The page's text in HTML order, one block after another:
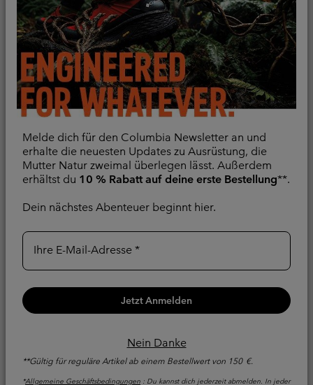
Melde dich für den Columbia Newsletter an und
erhalte die neuesten Updates zu Ausrüstung, die
Mutter Natur zweimal überlegen lässt. Außerdem
erhältst du 10 % Rabatt auf deine erste Bestellung**.
Dein nächstes Abenteuer beginnt hier.
Ihre E-Mail-Adresse
Jetzt Anmelden
Nein Danke
**Gültig für reguläre Artikel ab einem Bestellwert von 150 €.
*Allgemeine Geschäftsbedingungen : Du kannst dich jederzeit abmelden. In jeder
Männer
Packable
Sale price:
€ 80,00 Regular price:
€ 100,00
Vergleichen
Regenjacke für Männer
Packable
Minimum sale price:
€ 54,00-Maximum price:
€ 90,00
Vergleichen
wasserdichte Jacke für
Männer
Inner Limits™ IV
wasserdichte Jacke für
Männer